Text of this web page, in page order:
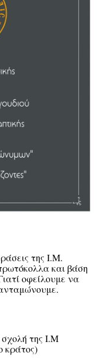
της Ι.Μ.
και βάση
οφείλουμε να
της Ι.Μ
κράτος)